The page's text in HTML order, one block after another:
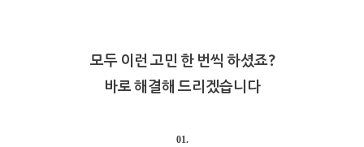
모두 이런 고민 한 번씩 하셨죠?
바로 해결해 드리겠습니다
01.